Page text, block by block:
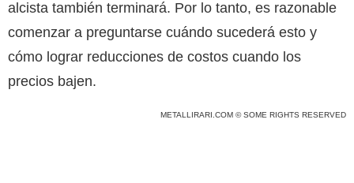
alcista también terminará. Por lo tanto, es razonable
comenzar a preguntarse cuándo sucederá esto y
cómo lograr reducciones de costos cuando los
precios bajen.
METALLIRARI.COM © SOME RIGHTS RESERVED